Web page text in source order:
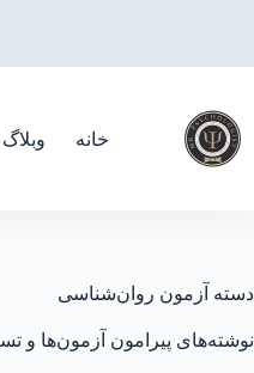
خانه وبلاگ
دسته آزمون‌ روان‌شناسی
نوشته‌های پیرامون آزمون‌ها و